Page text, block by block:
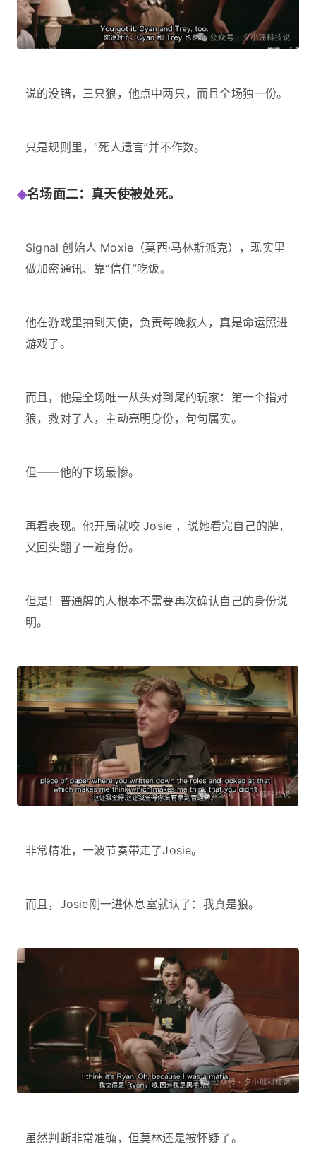
说的没错，三只狼，他点中两只，而且全场独一份。
只是规则里，“死人遗言”并不作数。
◈名场面二：真天使被处死。
Signal 创始人 Moxie（莫西·马林斯派克），现实里
做加密通讯、靠“信任”吃饭。
他在游戏里抽到天使，负责每晚救人，真是命运照进
游戏了。
而且，他是全场唯一从头对到尾的玩家：第一个指对
狼，救对了人，主动亮明身份，句句属实。
但——他的下场最惨。
再看表现。他开局就咬 Josie ，说她看完自己的牌，
又回头翻了一遍身份。
但是！普通牌的人根本不需要再次确认自己的身份说
明。
非常精准，一波节奏带走了Josie。
而且，Josie刚一进休息室就认了：我真是狼。
虽然判断非常准确，但莫林还是被怀疑了。